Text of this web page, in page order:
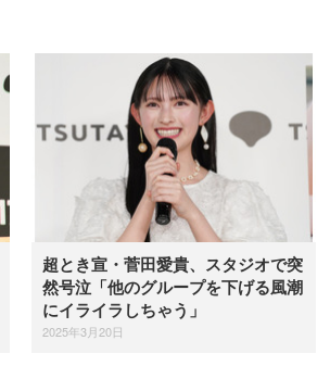
超とき宣・菅田愛貴、スタジオで突
然号泣「他のグループを下げる風潮
にイライラしちゃう」
2025年3月20日